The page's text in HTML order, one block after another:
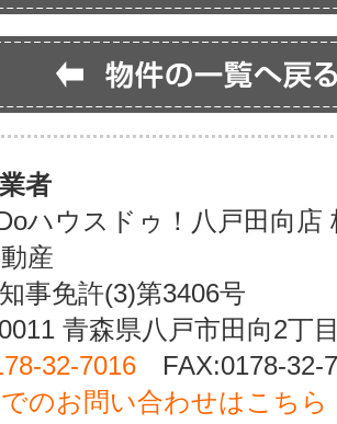
者
ハウスドゥ！八戸田向店
産
事免許(3)第3406号
青森県八戸市田向2丁
32-7016 FAX:0178-32-
のお問い合わせはこちら